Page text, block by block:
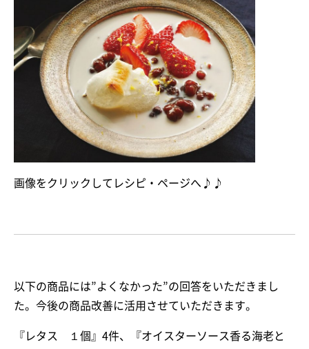
画像をクリックしてレシピ・ページへ♪♪
以下の商品には”よくなかった”の回答をいただきまし
た。今後の商品改善に活用させていただきます。
『レタス １個』4件、『オイスターソース香る海老と